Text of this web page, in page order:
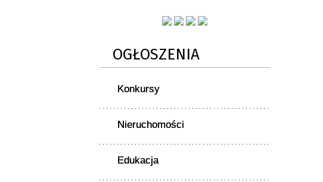
OGŁOSZENIA
Konkursy
Nieruchomości
Edukacja